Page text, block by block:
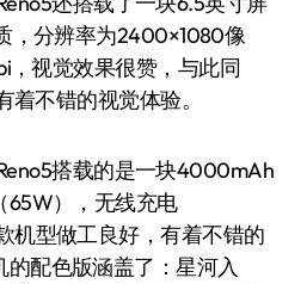
，分辨率为2400×1080像
视觉效果很赞，与此同
着不错的视觉体验。
搭载的是一块4000mAh
65W），无线充电
机型做工良好，有着不错的
配色版涵盖了：星河入